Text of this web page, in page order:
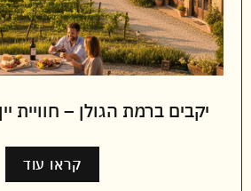
יקבים ברמת הגולן – חוויית
קראו עוד